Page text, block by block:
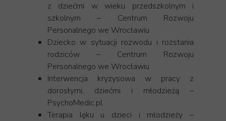
z dziećmi w wieku przedszkolnym i
szkolnym – Centrum Rozwoju
Personalnego we Wrocławiu
Dziecko w sytuacji rozwodu i rozstania
rodziców – Centrum Rozwoju
Personalnego we Wrocławiu
Interwencja kryzysowa w pracy z
dorosłymi, dziećmi i młodzieżą –
PsychoMedic.pl
Terapia lęku u dzieci i młodzieży –